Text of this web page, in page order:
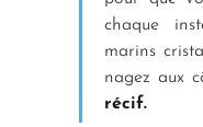
chaque
marins
nagez aux
récif.